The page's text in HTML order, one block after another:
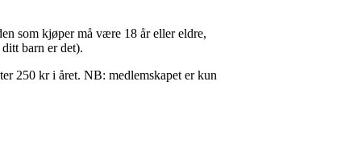
som kjøper må være 18 år eller eldre,
barn er det).
250 kr i året. NB: medlemskapet er kun